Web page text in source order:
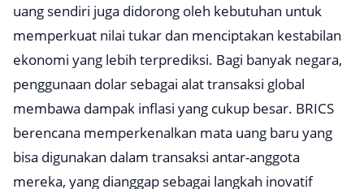
uang sendiri juga didorong oleh kebutuhan untuk
memperkuat nilai tukar dan menciptakan kestabilan
ekonomi yang lebih terprediksi. Bagi banyak negara,
penggunaan dolar sebagai alat transaksi global
membawa dampak inflasi yang cukup besar. BRICS
berencana memperkenalkan mata uang baru yang
bisa digunakan dalam transaksi antar-anggota
mereka, yang dianggap sebagai langkah inovatif